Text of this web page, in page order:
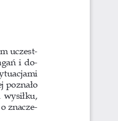
uczest-
i do-
poznało
znacze-